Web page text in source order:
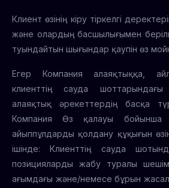
Клиент өзінің кіру тіркелгі
және олардың басшылығымен
туындайтын шығындар қаупін өз
Егер Компания алаяқтыққа,
клиенттің сауда
алаяқтық әрекеттердің басқа
Компания Өз қалауы бойынша
айыппұлдарды қолдану құқығын
ішінде: Клиенттің сауда
позицияларды жабу туралы
ағымдағы және/немесе бұрын